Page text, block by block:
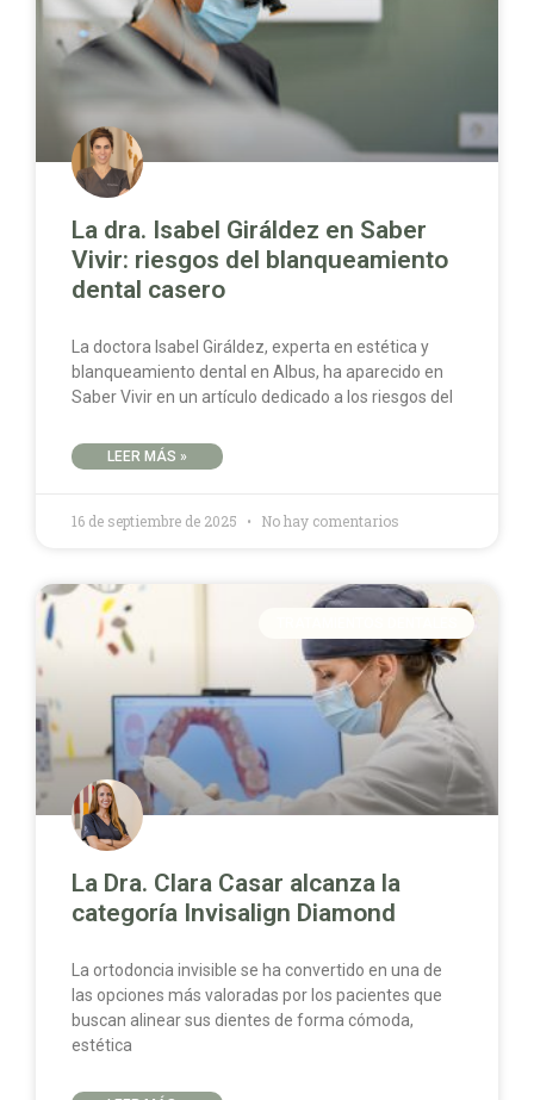
La dra. Isabel Giráldez en Saber
Vivir: riesgos del blanqueamiento
dental casero
La doctora Isabel Giráldez, experta en estética y
blanqueamiento dental en Albus, ha aparecido en
Saber Vivir en un artículo dedicado a los riesgos del
LEER MÁS »
16 de septiembre de 2025 No hay comentarios
La Dra. Clara Casar alcanza la
categoría Invisalign Diamond
La ortodoncia invisible se ha convertido en una de
las opciones más valoradas por los pacientes que
buscan alinear sus dientes de forma cómoda,
estética